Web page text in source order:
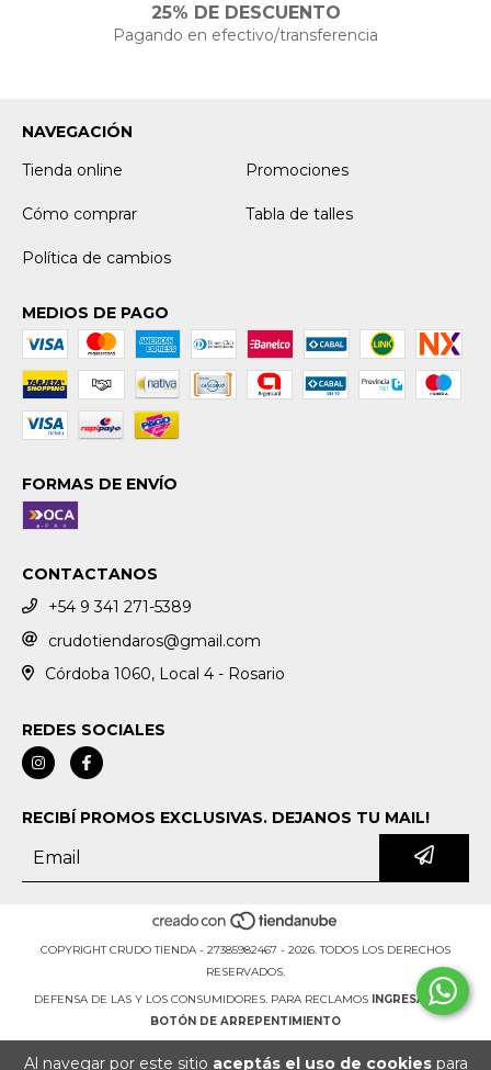
Al navegar por este sitio aceptás el uso de cookiespara
25% DE DESCUENTO
Pagando en efectivo/transferencia
NAVEGACIÓN
Tienda online
Promociones
Cómo comprar Tabla de talles
Política de cambios
MEDIOS DE PAGO
FORMAS DE ENVÍO
CONTACTANOS
+54 9 341 271-5389
crudotiendaros@gmail.com
Córdoba 1060, Local 4 - Rosario
REDES SOCIALES
RECIBÍ PROMOS EXCLUSIVAS. DEJANOS TU MAIL!
COPYRIGHT CRUDO TIENDA - 27385982467 - 2026. TODOS LOS DERECHOS
RESERVADOS.
DEFENSA DE LAS Y LOS CONSUMIDORES. PARA RECLAMOS INGRESÁ ACÁ.
BOTÓN DE ARREPENTIMIENTO